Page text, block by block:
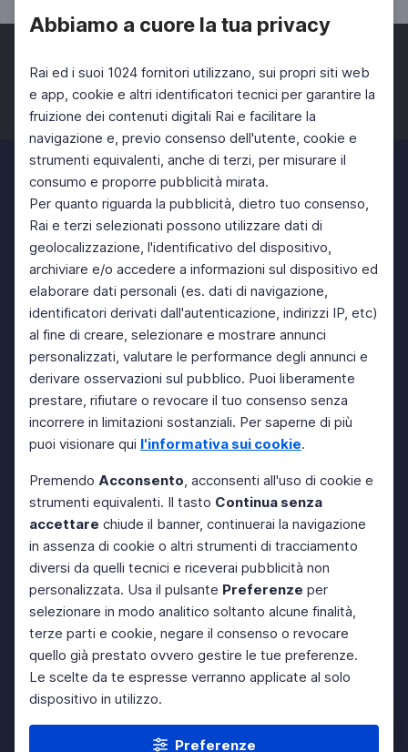
Abbiamo a cuore la tua privacy
Rai ed i suoi 1024 fornitori utilizzano, sui propri siti web
e app, cookie e altri identificatori tecnici per garantire la
fruizione dei contenuti digitali Rai e facilitare la
navigazione e, previo consenso dell'utente, cookie e
strumenti equivalenti, anche di terzi, per misurare il
consumo e proporre pubblicità mirata.
Per quanto riguarda la pubblicità, dietro tuo consenso,
Rai e terzi selezionati possono utilizzare dati di
geolocalizzazione, l'identificativo del dispositivo,
archiviare e/o accedere a informazioni sul dispositivo ed
elaborare dati personali (es. dati di navigazione,
identificatori derivati dall'autenticazione, indirizzi IP, etc)
al fine di creare, selezionare e mostrare annunci
personalizzati, valutare le performance degli annunci e
derivare osservazioni sul pubblico. Puoi liberamente
prestare, rifiutare o revocare il tuo consenso senza
incorrere in limitazioni sostanziali. Per saperne di più
puoi visionare qui l'informativa sui cookie.
Premendo Acconsento, acconsenti all'uso di cookie e
strumenti equivalenti. Il tasto Continua senza
accettare chiude il banner, continuerai la navigazione
in assenza di cookie o altri strumenti di tracciamento
diversi da quelli tecnici e riceverai pubblicità non
personalizzata. Usa il pulsante Preferenze per
selezionare in modo analitico soltanto alcune finalità,
terze parti e cookie, negare il consenso o revocare
quello già prestato ovvero gestire le tue preferenze.
Le scelte da te espresse verranno applicate al solo
dispositivo in utilizzo.
Preferenze
Facebook Twitter Instagram